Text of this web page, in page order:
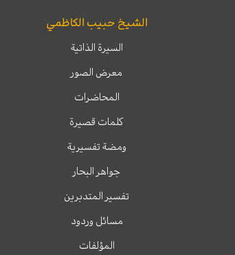
الشيخ حبيب الكاظمي
السيرة الذاتية
معرض الصور
المحاضرات
كلمات قصيرة
ومضة تفسيرية
جواهر البحار
تفسير المتدبرين
مسائل وردود
المؤلفات